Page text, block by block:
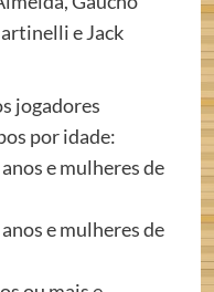
e Jack
jogadores
por idade:
e mulheres de
e mulheres de